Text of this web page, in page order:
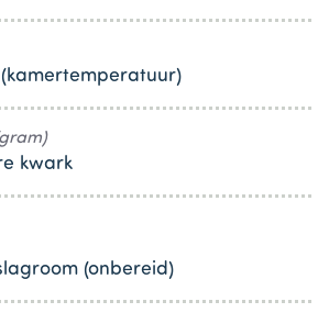
kwark
(onbereid)